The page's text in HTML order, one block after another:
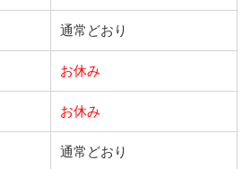
通常どおり
お休み
お休み
通常どおり